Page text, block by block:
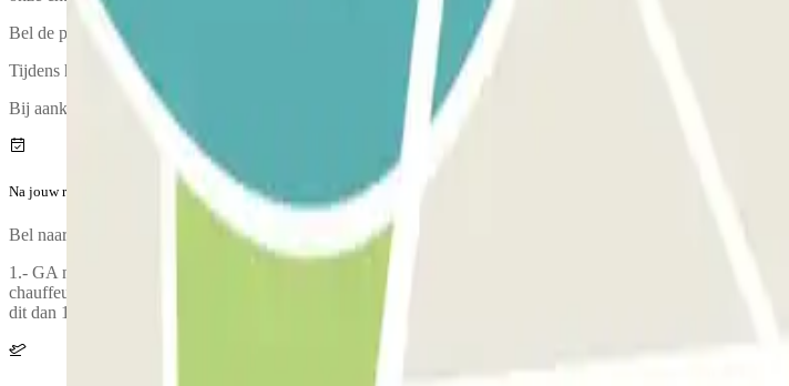
Bel de parkeergarage ongeveer 20 minuten voordat je aankomt bij de luchthaven. het telefoonnummer van de
Tijdens het telefoongesprek zal iemand een ophaalpunt met je afspreken.
Bij aankomst is er een inspectie van jouw voertuig.
Na jouw reis
Bel naar de parkeergarage voor het ophalen van jouw auto. Het telefoonnummer van de parkeergarage wordt
1.- GA naar hetzelfde punt waar u uw voertuig heeft afgeleverd IN HET VERTREKGEBIED. CHECK-OUT-
chauffeurs (gekleed in een donkergroen Don Parking zeefdrukvest) de sleutels van uw auto teruggeven.
dit dan 1 uur van tevoren aan de parkeerplaats om EXTRA KOSTEN TE VOORKOMEN.